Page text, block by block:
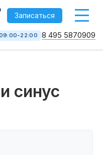
Записаться
22:00 8 495 5870909
синус